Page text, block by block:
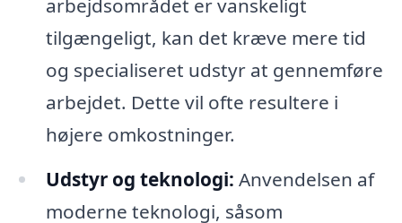
arbejdsområdet er vanskeligt
tilgængeligt, kan det kræve mere tid
og specialiseret udstyr at gennemføre
arbejdet. Dette vil ofte resultere i
højere omkostninger.
Udstyr og teknologi: Anvendelsen af
moderne teknologi, såsom